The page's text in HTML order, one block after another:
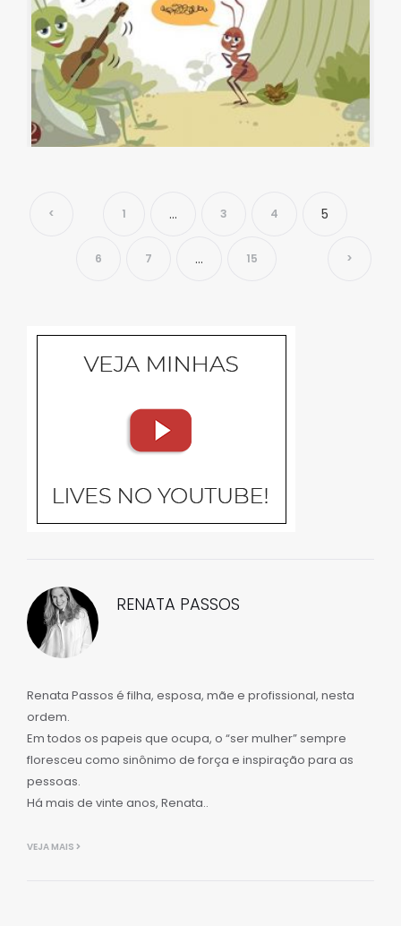
< 1 … 3 4 5
6 7 … 15 >
RENATA PASSOS
Renata Passos é filha, esposa, mãe e profissional, nesta
ordem.
Em todos os papeis que ocupa, o “ser mulher” sempre
floresceu como sinônimo de força e inspiração para as
pessoas.
Há mais de vinte anos, Renata..
VEJA MAIS